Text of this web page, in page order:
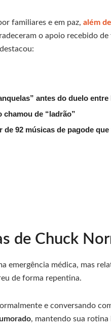
familiares e em paz, além
o apoio recebido
antes do duelo
de “ladrão”
92 músicas de pagode
de Chuck
emergência médica, mas
de forma repentina.
e conversando
, mantendo sua rotina